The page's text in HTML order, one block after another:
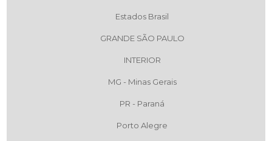
Estados Brasil
GRANDE SÃO PAULO
INTERIOR
MG - Minas Gerais
PR - Paraná
Porto Alegre